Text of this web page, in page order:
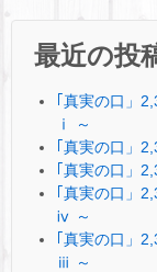
最近の投
｢真実の口」
ⅰ ～
｢真実の口」
｢真実の口」
｢真実の口」
ⅳ ～
｢真実の口」
ⅲ ～